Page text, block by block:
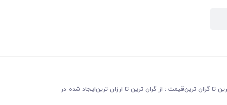
تا گران ترینقیمت : از گران ترین تا ارزان ترینایجاد شده در